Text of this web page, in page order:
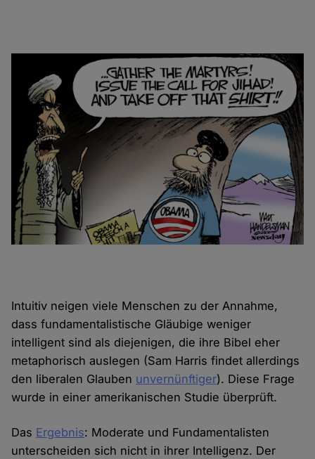
Intuitiv neigen viele Menschen zu der Annahme,
dass fundamentalistische Gläubige weniger
intelligent sind als diejenigen, die ihre Bibel eher
metaphorisch auslegen (Sam Harris findet allerdings
den liberalen Glauben unvernünftiger). Diese Frage
wurde in einer amerikanischen Studie überprüft.
Das Ergebnis: Moderate und Fundamentalisten
unterscheiden sich nicht in ihrer Intelligenz. Der